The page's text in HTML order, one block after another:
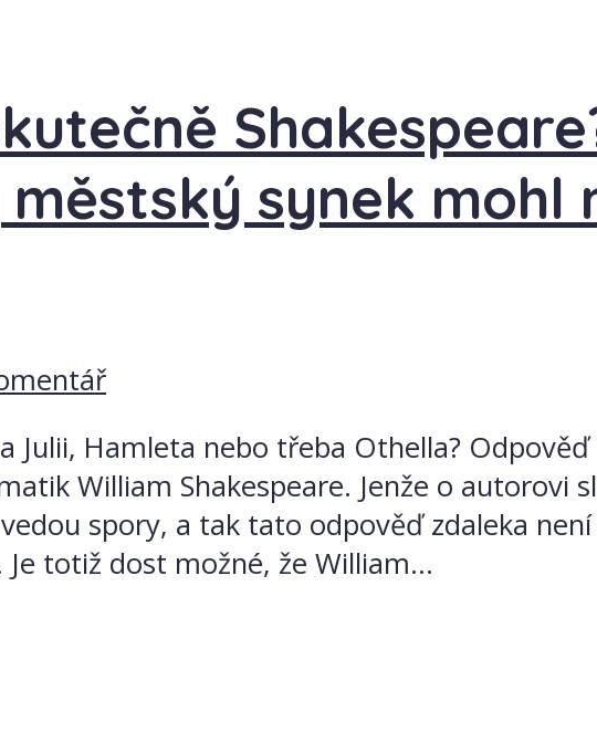
synek mohl
Julii, Hamleta nebo třeba Othella?
William Shakespeare. Jenže o autorovi
spory, a tak tato odpověď zdaleka
totiž dost možné, že William...